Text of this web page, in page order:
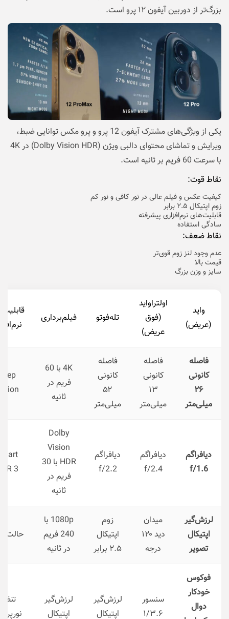
بزرگ‌تر از دوربین آیفون ۱۲ پرو است.
یکی از ویژگی‌های مشترک آیفون 12 پرو و پرو مکس توانایی ضبط،
ویرایش و تماشای محتوای دالبی ویژن (Dolby Vision HDR) در 4K
با سرعت 60 فریم بر ثانیه است.
نقاط قوت:
کیفیت عکس و فیلم عالی در نور کافی و نور کم
زوم اپتیکال ۲.۵ برابر
قابلیت‌های نرم‌افزاری پیشرفته
سادگی استفاده
نقاط ضعف:
عدم وجود لنز زوم قوی‌تر
قیمت بالا
سایز و وزن بزرگ
واید
(عریض)
اولتراواید
(فوق
عریض)
تله‌فوتو فیلم‌برداری
فاصله
کانونی
۲۶
میلی‌متر
فاصله
کانونی
۱۳
میلی‌متر
فاصله
کانونی
۵۲
میلی‌متر
4K با 60
فریم در
ثانیه
دیافراگم
f/1.6
دیافراگم
f/2.4
دیافراگم
f/2.2
Dolby
Vision
HDR با 30
فریم در
ثانیه
3
لرزش‌گیر
اپتیکال
تصویر
میدان
دید ۱۲۰
درجه
زوم
اپتیکال
۲.۵ برابر
1080p با
240 فریم
در ثانیه
حالت
فوکوس
خودکار
دوال
سنسور
۱/۳.۶
لرزش‌گیر
اپتیکال
لرزش‌گیر
اپتیکال